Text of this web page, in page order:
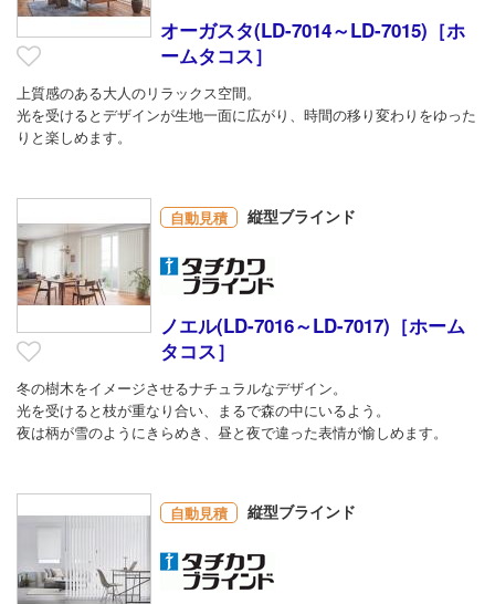
オーガスタ(LD-7014～LD-7015)［ホ
ームタコス］
上質感のある大人のリラックス空間。
光を受けるとデザインが生地一面に広がり、時間の移り変わりをゆった
りと楽しめます。
自動見積 縦型ブラインド
ノエル(LD-7016～LD-7017)［ホーム
タコス］
冬の樹木をイメージさせるナチュラルなデザイン。
光を受けると枝が重なり合い、まるで森の中にいるよう。
夜は柄が雪のようにきらめき、昼と夜で違った表情が愉しめます。
自動見積 縦型ブラインド